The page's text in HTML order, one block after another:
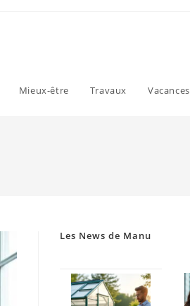
Mieux-être Travaux Vacances
Les News de Manu